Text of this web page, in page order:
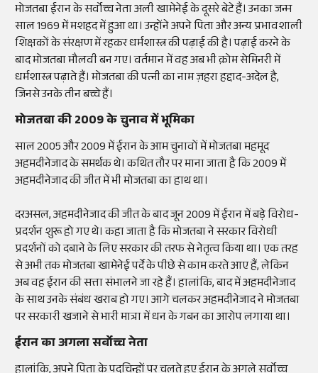
मोजतबा ईरान के सर्वोच्च नेता अली खामेनेई के दूसरे बेटे हैं। उनका जन्म
साल 1969 में मशहद में हुआ था। उन्होंने अपने पिता और अन्य प्रभावशाली
शिक्षकों के संरक्षण में रहकर धर्मशास्त्र की पढ़ाई की है। पढ़ाई करने के
बाद मोजतबा मौलवी बन गए। वर्तमान में वह अब भी क़ोम सेमिनरी में
धर्मशास्त्र पढ़ाते हैं। मोजतबा की पत्नी का नाम ज़हरा हद्दाद-अदेल है,
जिनसे उनके तीन बच्चे हैं।
मोजतबा की 2009 के चुनाव में भूमिका
साल 2005 और 2009 में ईरान के आम चुनावों में मोजतबा महमूद
अहमदीनेजाद के समर्थक थे। कथित तौर पर माना जाता है कि 2009 में
अहमदीनेजाद की जीत में भी मोजतबा का हाथ था।
दरअसल, अहमदीनेजाद की जीत के बाद जून 2009 में ईरान में बड़े विरोध-
प्रदर्शन शुरू हो गए थे। कहा जाता है कि मोजतबा ने सरकार विरोधी
प्रदर्शनों को दबाने के लिए सरकार की तरफ से नेतृत्व किया था। एक तरह
से अभी तक मोजतबा खामेनेई पर्दे के पीछे से काम करते आए हैं, लेकिन
अब वह ईरान की सत्ता संभालने जा रहे हैं। हालांकि, बाद में अहमदीनेजाद
के साथ उनके संबंध खराब हो गए। आगे चलकर अहमदीनेजाद ने मोजतबा
पर सरकारी खजाने से भारी मात्रा में धन के गबन का आरोप लगाया था।
ईरान का अगला सर्वोच्च नेता